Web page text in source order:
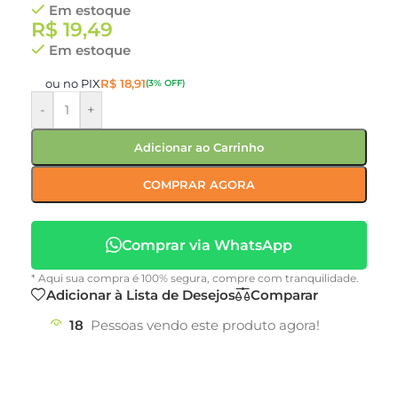
Em estoque
R$ 19,49
Em estoque
ou no PIXR$ 18,91(3% OFF)
- +
Adicionar ao Carrinho
COMPRAR AGORA
Comprar via WhatsApp
* Aqui sua compra é 100% segura, compre com tranquilidade.
Adicionar à Lista de Desejos
Comparar
18 Pessoas vendo este produto agora!